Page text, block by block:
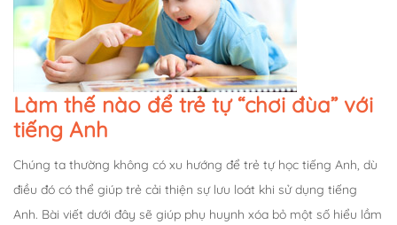
Làm thế nào để trẻ tự “chơi đùa” với
tiếng Anh
Chúng ta thường không có xu hướng để trẻ tự học tiếng Anh, dù
điều đó có thể giúp trẻ cải thiện sự lưu loát khi sử dụng tiếng
Anh. Bài viết dưới đây sẽ giúp phụ huynh xóa bỏ một số hiểu lầm